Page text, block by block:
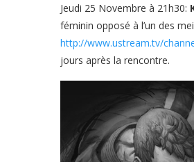
Jeudi 25 Novembre à 21h30:
féminin opposé à l’un des
http://www.ustream.tv/
jours après la rencontre.